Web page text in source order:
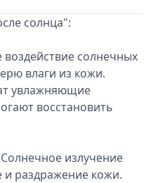
солнца":
солнечных
влаги из кожи.
увлажняющие
восстановить
излучение
и раздражение кожи.